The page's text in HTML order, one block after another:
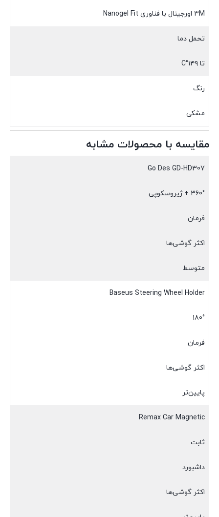
۳M اورجینال با فناوری Nanogel Fit
تحمل دما
تا ۱۴۹°C
رنگ
مشکی
مقایسه با محصولات مشابه
Go Des GD-HD307
360° + ژیروسکوپی
فرمان
اکثر گوشی‌ها
متوسط
Baseus Steering Wheel Holder
180°
فرمان
اکثر گوشی‌ها
پایین‌تر
Remax Car Magnetic
ثابت
داشبورد
اکثر گوشی‌ها